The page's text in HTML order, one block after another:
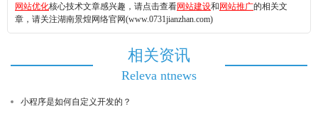
网站优化核心技术文章感兴趣，请点击查看网站建设和 网站推广的相关文
章，请关注湖南景煌网络官网(www.0731jianzhan.com)
相关资讯
Releva ntnews
小程序是如何自定义开发的？